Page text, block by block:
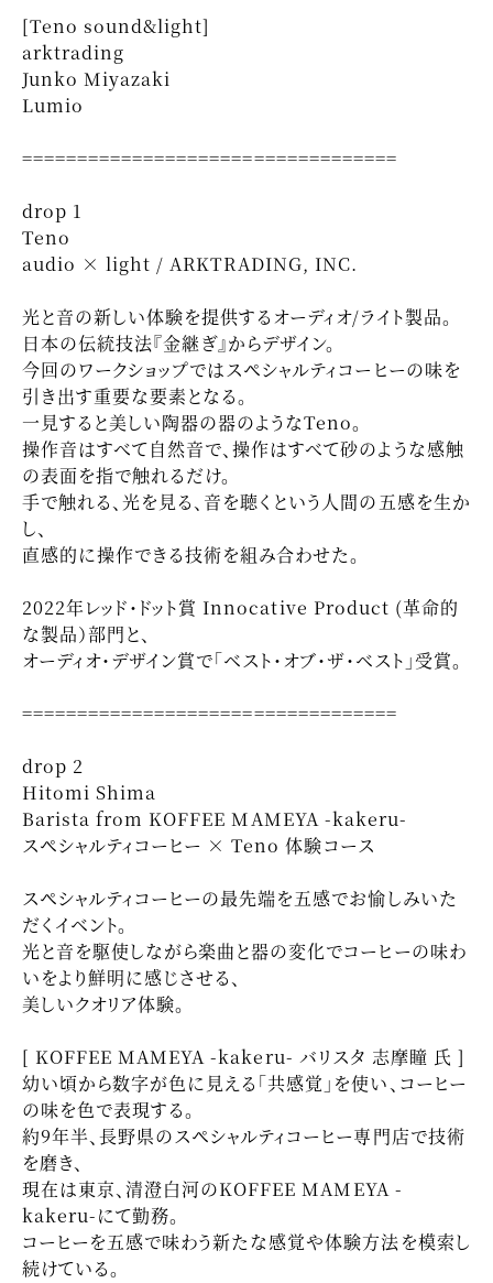
[Teno sound&light]
arktrading
Junko Miyazaki
Lumio
==================================
drop 1
Teno
audio × light / ARKTRADING, INC.
光と音の新しい体験を提供するオーディオ/ライト製品。
日本の伝統技法『金継ぎ』からデザイン。
今回のワークショップではスペシャルティコーヒーの味を
引き出す重要な要素となる。
一見すると美しい陶器の器のようなTeno。
操作音はすべて自然音で、操作はすべて砂のような感触
の表面を指で触れるだけ。
手で触れる、光を見る、音を聴くという人間の五感を生か
し、
直感的に操作できる技術を組み合わせた。
2022年レッド・ドット賞 Innocative Product (革命的
な製品）部門と、
オーディオ・デザイン賞で「ベスト・オブ・ザ・ベスト」受賞。
==================================
drop 2
Hitomi Shima
Barista from KOFFEE MAMEYA -kakeru-
スペシャルティコーヒー × Teno 体験コース
スペシャルティコーヒーの最先端を五感でお愉しみいた
だくイベント。
光と音を駆使しながら楽曲と器の変化でコーヒーの味わ
いをより鮮明に感じさせる、
美しいクオリア体験。
[ KOFFEE MAMEYA -kakeru- バリスタ 志摩瞳 氏 ]
幼い頃から数字が色に見える「共感覚」を使い、コーヒー
の味を色で表現する。
約9年半、長野県のスペシャルティコーヒー専門店で技術
を磨き、
現在は東京、清澄白河のKOFFEE MAMEYA -
kakeru-にて勤務。
コーヒーを五感で味わう新たな感覚や体験方法を模索し
続けている。